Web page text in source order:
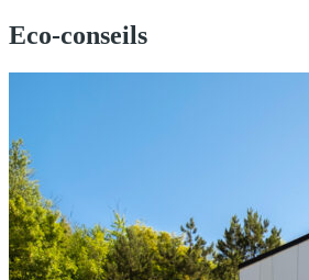
Eco-conseils